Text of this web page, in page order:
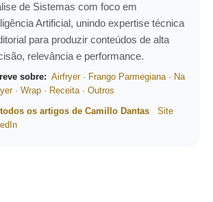
de Sistemas com foco em
Artificial, unindo expertise técnica
para produzir conteúdos de alta
relevância e performance.
sobre: Airfryer· Frango Parmegiana· Na
· Wrap · Receita· Outros
os artigos de Camillo Dantas
Site